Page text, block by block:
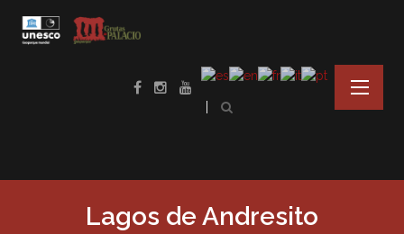
Lagos de Andresito